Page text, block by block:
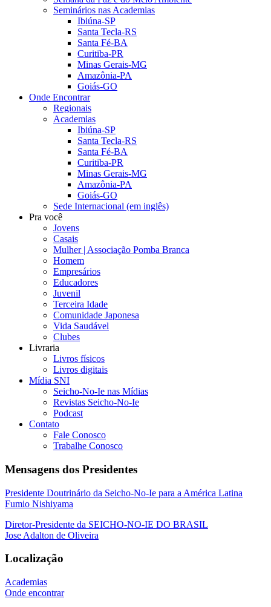
Seminários nas Academias
Ibiúna-SP
Santa Tecla-RS
Santa Fé-BA
Curitiba-PR
Minas Gerais-MG
Amazônia-PA
Goiás-GO
Onde Encontrar
Regionais
Academias
Ibiúna-SP
Santa Tecla-RS
Santa Fé-BA
Curitiba-PR
Minas Gerais-MG
Amazônia-PA
Goiás-GO
Sede Internacional (em inglês)
Pra você
Jovens
Casais
Mulher | Associação Pomba Branca
Homem
Empresários
Educadores
Juvenil
Terceira Idade
Comunidade Japonesa
Vida Saudável
Clubes
Livraria
Livros físicos
Livros digitais
Mídia SNI
Seicho-No-Ie nas Mídias
Revistas Seicho-No-Ie
Podcast
Contato
Fale Conosco
Trabalhe Conosco
Mensagens dos Presidentes
Presidente Doutrinário da Seicho-No-Ie para a América Latina
Fumio Nishiyama
Diretor-Presidente da SEICHO-NO-IE DO BRASIL
Jose Adalton de Oliveira
Localização
Academias
Onde encontrar